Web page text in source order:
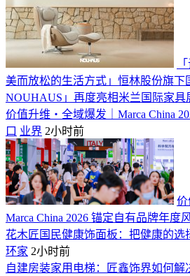
美而放松的生活方式」恒林股份旗下
NOUHAUS」再度亮相米兰国际家具
价值升维・全域爆发｜Marca China
口 业界 2小时前
价
Marca China 2026 锚定自有品牌年度
花木匠国民健康饰面板：把健康的选
环家 2小时前
自建房装家用电梯：匠鑫饰界如何解